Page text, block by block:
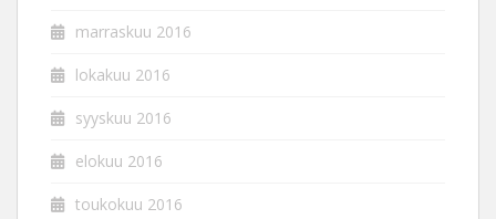
marraskuu 2016
lokakuu 2016
syyskuu 2016
elokuu 2016
toukokuu 2016